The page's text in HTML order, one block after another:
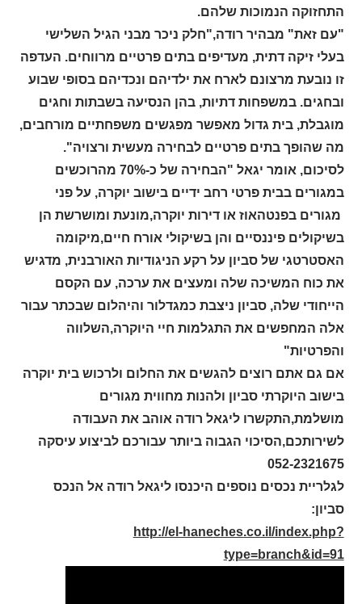
התחזוקה הנמוכות שלהם.
"עם זאת" מבהיר רודה,"חלק ניכר מבני הגיל השלישי
בעלי זיקה דתית, מעדיפים בתים פרטיים מרווחים. העדפה
זו נובעת מרצונם לארח את ילדיהם ונכדיהם בסופי שבוע
ובחגים. במשפחות דתיות, בהן הנסיעה בשבתות וחגים
מוגבלת, בית גדול מאפשר מפגשים משפחתיים מורחבים,
מה שהופך בתים פרטיים לבחירה מעשית ורצויה".
לסיכום, אומר יגאל "הבחירה של כ-70% מהרוכשים
במגורים בבית פרטי רחב ידיים בישוב יוקרה, על פני
מגורים בפנטהאוז או דירות יוקרה,מונעת ומושרשת הן
בשיקולים פיננסיים והן בשיקולי אורח חיים,מיקומה
האסטרטגי של סביון על רקע הניגודיות האורבנית, מדגיש
את כוח המשיכה שלה ומעצים את ערכה, עם הקסם
הייחודי שלה, סביון ניצבת כמגדלור והיהלום שבכתר עבור
אלה המחפשים את התגלמות חיי היוקרה,השלווה
והפרטיות"
אם גם אתם רוצים להגשים את החלום ולרכוש בית יוקרה
בישוב היוקרתי סביון ולהנות מחווית מגורים
מושלמת,התקשרו ליגאל רודה אוהב את העבודה
לשירותכם,הסיכוי הגבוה ביותר עבורכם לביצוע עיסקה
052-2321675
לגלריית נכסים נוספים היכנסו ליגאל רודה אל הנכס
סביון:
http://el-haneches.co.il/index.php?
type=branch&id=91